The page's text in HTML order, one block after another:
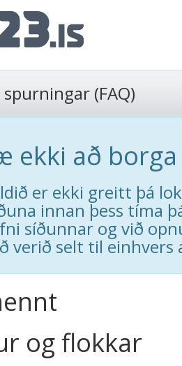
(FAQ)
ekki að
er ekki greitt þá
innan þess tíma
síðunnar og við
verið selt til einhvers
og flokkar